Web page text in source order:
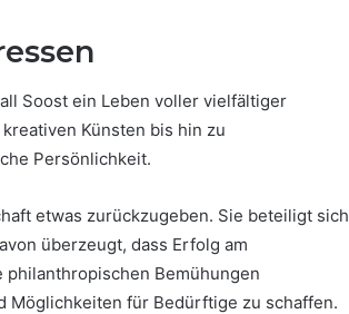
Soost ein Leben voller vielfältiger
Künsten bis hin zu
Persönlichkeit.
etwas zurückzugeben. Sie beteiligt sich
überzeugt, dass Erfolg am
Bemühungen
Möglichkeiten für Bedürftige zu schaffen.